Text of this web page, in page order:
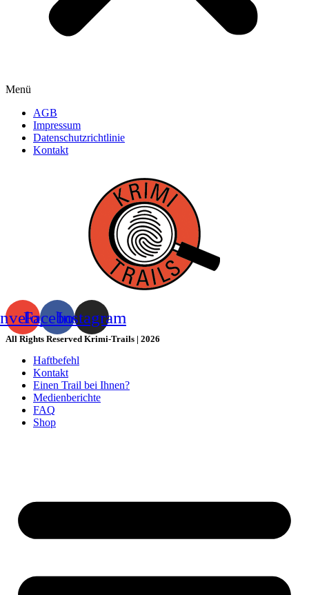
Menü
AGB
Impressum
Datenschutzrichtlinie
Kontakt
FacebookInstagram
All Rights Reserved Krimi-Trails | 2026
Haftbefehl
Kontakt
Einen Trail bei Ihnen?
Medienberichte
FAQ
Shop